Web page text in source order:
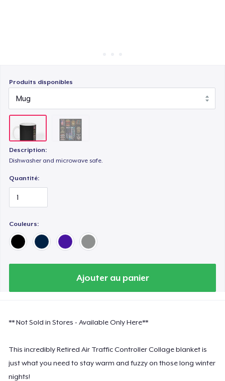
Produits disponibles
Description:
Dishwasher and microwave safe.
Quantité:
Couleurs:
Ajouter au panier
** Not Sold in Stores - Available Only Here**
This incredibly Retired Air Traffic Controller Collage blanket is
just what you need to stay warm and fuzzy on those long winter
nights!